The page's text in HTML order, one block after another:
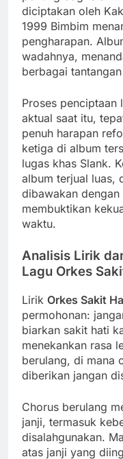
diciptakan oleh
1999 Bimbim
pengharapan.
wadahnya,
berbagai
Proses penciptaan
aktual saat itu,
penuh harapan
ketiga di album
lugas khas Slank.
album terjual luas,
dibawakan
membuktikan
waktu.
Analisis Lirik
Lagu Orkes
Lirik Orkes Sakit
permohonan:
biarkan sakit hati
menekankan rasa
berulang, di mana
diberikan jangan
Chorus berulang
janji, termasuk
disalahgunakan.
atas janji yang